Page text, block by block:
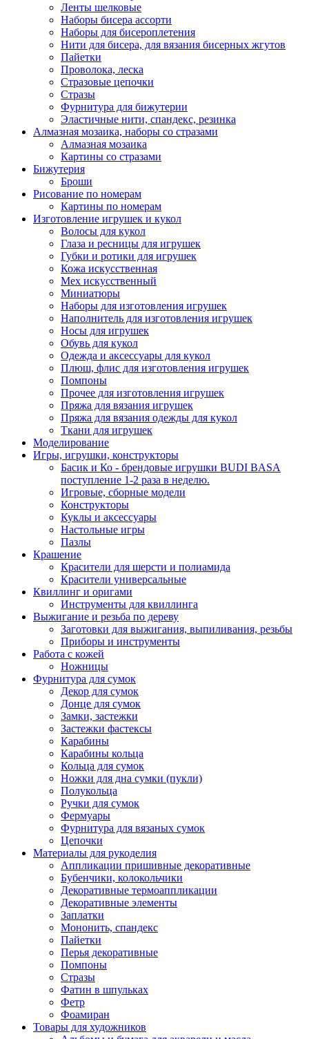
Ленты шелковые
Наборы бисера ассорти
Наборы для бисероплетения
Нити для бисера, для вязания бисерных жгутов
Пайетки
Проволока, леска
Стразовые цепочки
Стразы
Фурнитура для бижутерии
Эластичные нити, спандекс, резинка
Алмазная мозаика, наборы со стразами
Алмазная мозаика
Картины co стразами
Бижутерия
Броши
Рисование по номерам
Картины по номерам
Изготовление игрушек и кукол
Волосы для кукол
Глаза и ресницы для игрушек
Губки и ротики для игрушек
Кожа искусственная
Мех искусственный
Миниатюры
Наборы для изготовления игрушек
Наполнитель для изготовления игрушек
Носы для игрушек
Обувь для кукол
Одежда и аксессуары для кукол
Плюш, флис для изготовления игрушек
Помпоны
Прочее для изготовления игрушек
Пряжа для вязания игрушек
Пряжа для вязания одежды для кукол
Ткани для игрушек
Моделирование
Игры, игрушки, конструкторы
Басик и Ко - брендовые игрушки BUDI BASA
поступление 1-2 раза в неделю.
Игровые, сборные модели
Конструкторы
Куклы и аксессуары
Настольные игры
Пазлы
Крашение
Красители для шерсти и полиамида
Красители универсальные
Квиллинг и оригами
Инструменты для квиллинга
Выжигание и резьба по дереву
Заготовки для выжигания, выпиливания, резьбы
Приборы и инструменты
Работа с кожей
Ножницы
Фурнитура для сумок
Декор для сумок
Донце для сумок
Замки, застежки
Застежки фастексы
Карабины
Карабины кольца
Кольца для сумок
Ножки для дна сумки (пукли)
Полукольца
Ручки для сумок
Фермуары
Фурнитура для вязаных сумок
Цепочки
Материалы для рукоделия
Аппликации пришивные декоративные
Бубенчики, колокольчики
Декоративные термоаппликации
Декоративные элементы
Заплатки
Мононить, спандекс
Пайетки
Перья декоративные
Помпоны
Стразы
Фатин в шпульках
Фетр
Фоамиран
Товары для художников